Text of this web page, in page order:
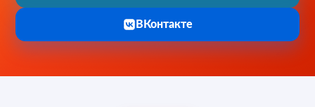
ВКонтакте